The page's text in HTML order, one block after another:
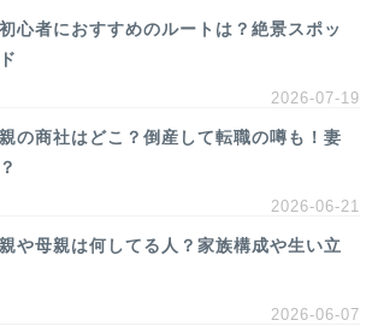
心者におすすめのルートは？絶景スポッ
2026-07-19
の商社はどこ？倒産して転職の噂も！妻
2026-06-21
や母親は何してる人？家族構成や生い立
2026-06-07